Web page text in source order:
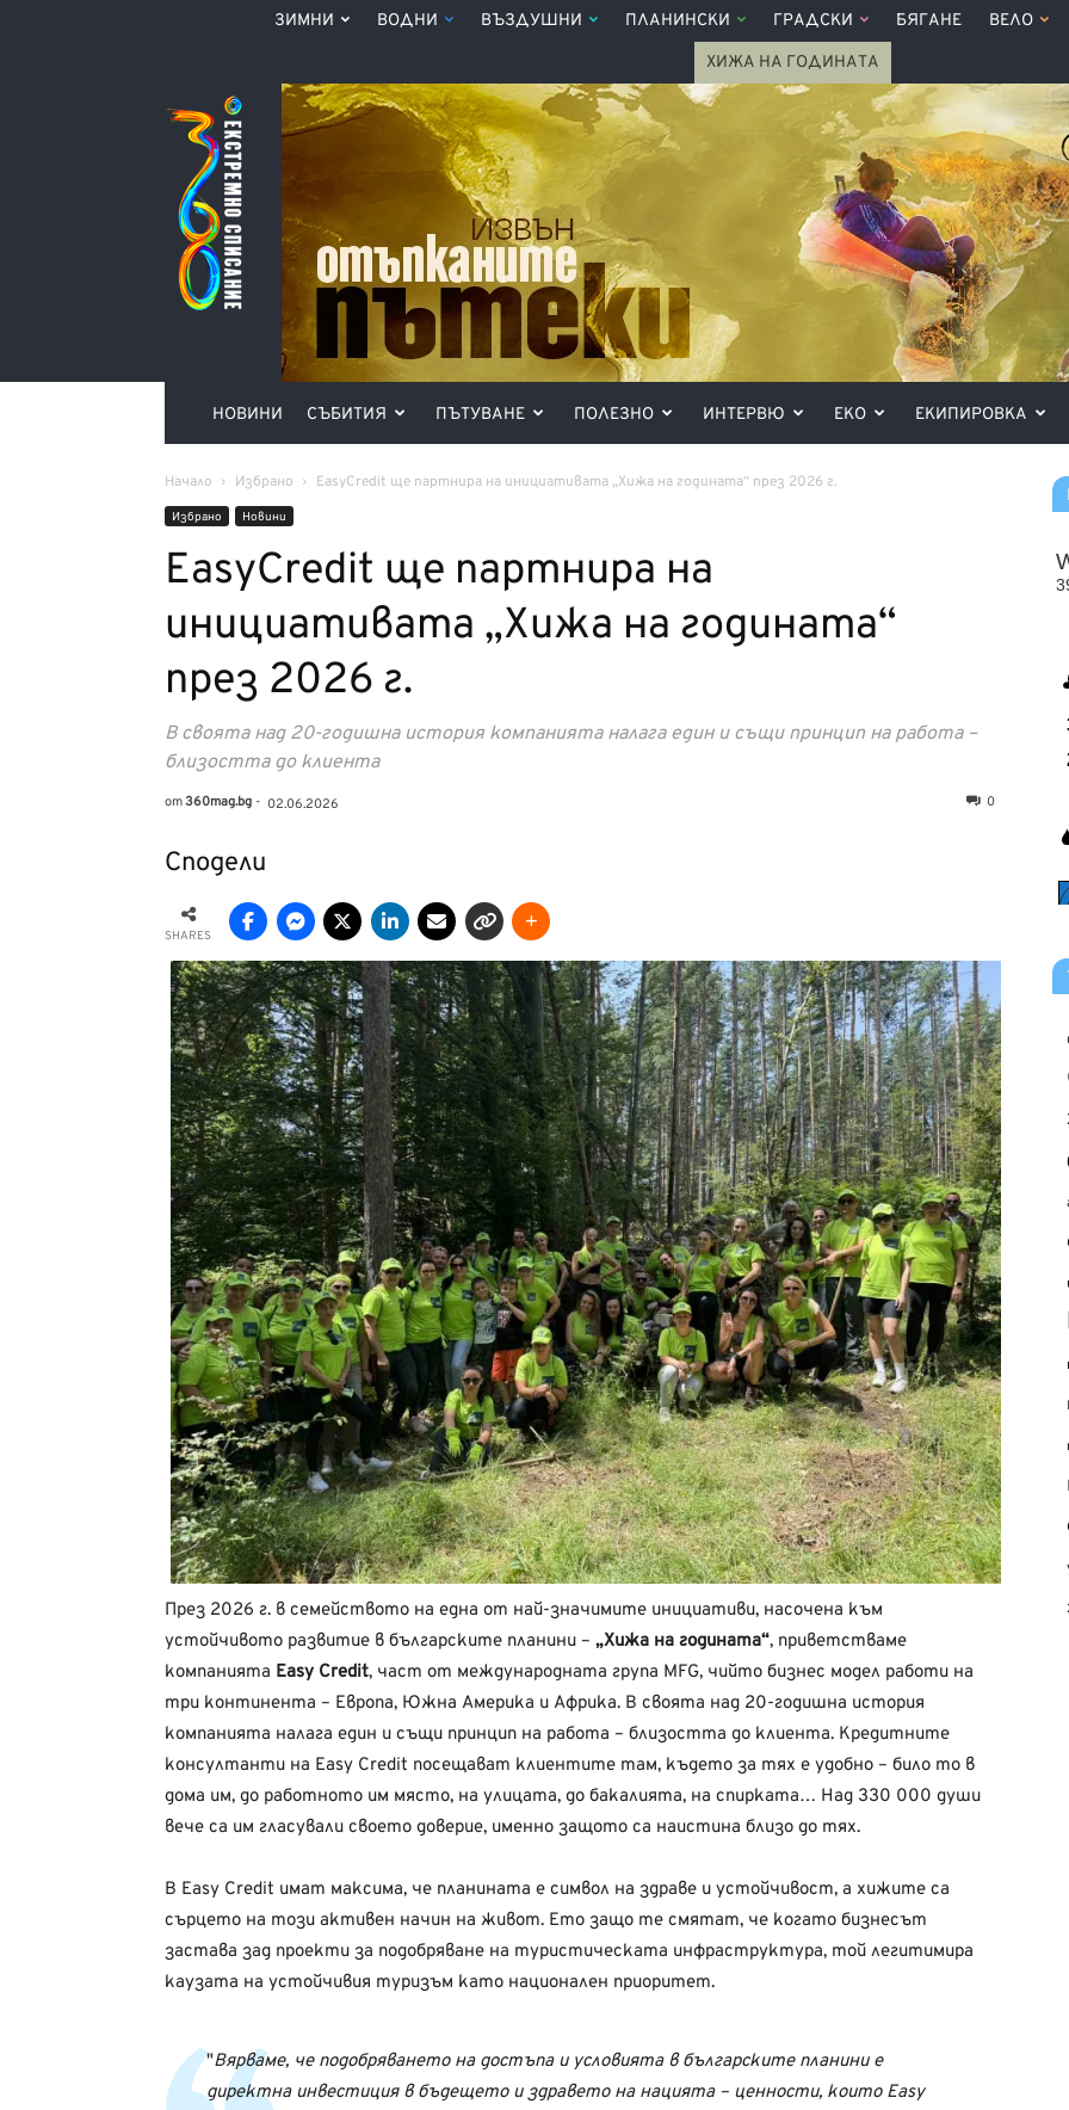
ЗИМНИ ВОДНИ ВЪЗДУШНИ ПЛАНИНСКИ ГРАДСКИ БЯГАНЕ ВЕЛО
ХИЖА НА ГОДИНАТА
Списание
360°
НОВИНИ СЪБИТИЯ ПЪТУВАНЕ ПОЛЕЗНО ИНТЕРВЮ ЕКО ЕКИПИРОВКА
Начало Избрано EasyCredit ще партнира на инициативата „Хижа на годината“ през 2026 г.
Избрано Новини
EasyCredit ще партнира на
инициативата „Хижа на годината“
през 2026 г.
В своята над 20-годишна история компанията налага един и същи принцип на работа –
близостта до клиента
от360mag.bg - 02.06.2026 0
Сподели
SHARES
През 2026 г. в семейството на една от най-значимите инициативи, насочена към
устойчивото развитие в българските планини – „Хижа на годината“, приветстваме
компанията Easy Credit, част от международната група MFG, чийто бизнес модел работи на
три континента – Европа, Южна Америка и Африка. В своята над 20-годишна история
компанията налага един и същи принцип на работа – близостта до клиента. Кредитните
консултанти на Easy Credit посещават клиентите там, където за тях е удобно – било то в
дома им, до работното им място, на улицата, до бакалията, на спирката… Над 330 000 души
вече са им гласували своето доверие, именно защото са наистина близо до тях.
В Easy Credit имат максима, че планината е символ на здраве и устойчивост, а хижите са
сърцето на този активен начин на живот. Ето защо те смятат, че когато бизнесът
застава зад проекти за подобряване на туристическата инфраструктура, той легитимира
каузата на устойчивия туризъм като национален приоритет.
Вярваме, че подобряването на достъпа и условията в българските планини е
директна инвестиция в бъдещето и здравето на нацията – ценности, които Easy